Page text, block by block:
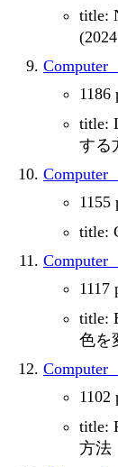
title:
1186
title:
する
1155
title:
1117
title:
色を
1102
title:
方法